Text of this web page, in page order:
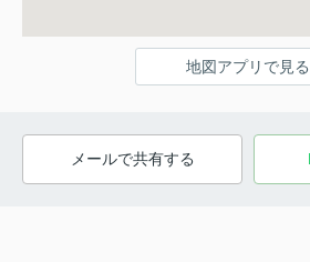
地図アプリで見る
メールで共有する